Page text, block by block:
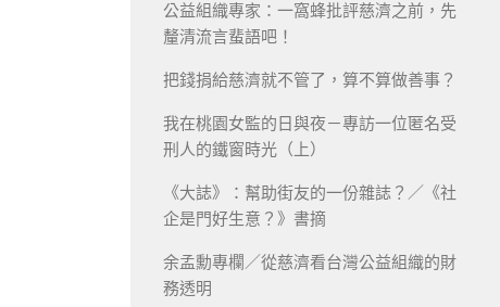
公益組織專家：一窩蜂批評慈濟之前，先
釐清流言蜚語吧！
把錢捐給慈濟就不管了，算不算做善事？
我在桃園女監的日與夜－專訪一位匿名受
刑人的鐵窗時光（上）
《大誌》：幫助街友的一份雜誌？／《社
企是門好生意？》書摘
余孟勳專欄／從慈濟看台灣公益組織的財
務透明